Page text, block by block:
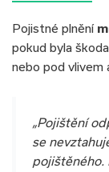
Pojistné plnění
pokud byla
nebo pod vlivem
„Pojištění
se
pojištěného.